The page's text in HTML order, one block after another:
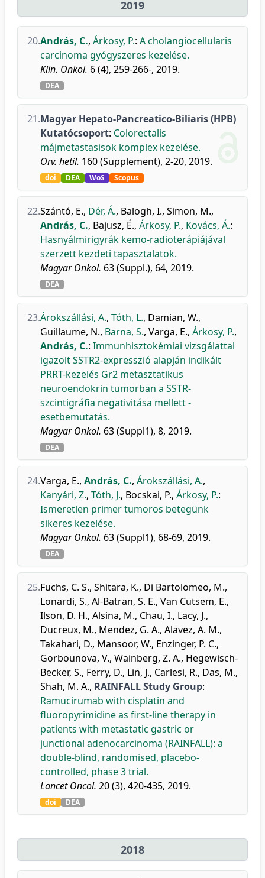
2019
20.András, C., Árkosy, P.: A cholangiocellularis
carcinoma gyógyszeres kezelése.
Klin. Onkol. 6 (4), 259-266-, 2019.
DEA
21.Magyar Hepato-Pancreatico-Biliaris (HPB)
Kutatócsoport: Colorectalis
májmetastasisok komplex kezelése.
Orv. hetil. 160 (Supplement), 2-20, 2019.
doi DEA WoS Scopus
22.Szántó, E., Dér, Á., Balogh, I., Simon, M.,
András, C., Bajusz, É., Árkosy, P., Kovács, Á.:
Hasnyálmirigyrák kemo-radioterápiájával
szerzett kezdeti tapasztalatok.
Magyar Onkol. 63 (Suppl.), 64, 2019.
DEA
23.Árokszállási, A., Tóth, L., Damian, W.,
Guillaume, N., Barna, S., Varga, E., Árkosy, P.,
András, C.: Immunhisztokémiai vizsgálattal
igazolt SSTR2-expresszió alapján indikált
PRRT-kezelés Gr2 metasztatikus
neuroendokrin tumorban a SSTR-
szcintigráfia negativitása mellett -
esetbemutatás.
Magyar Onkol. 63 (Suppl1), 8, 2019.
DEA
24.Varga, E., András, C., Árokszállási, A.,
Kanyári, Z., Tóth, J., Bocskai, P., Árkosy, P.:
Ismeretlen primer tumoros betegünk
sikeres kezelése.
Magyar Onkol. 63 (Suppl1), 68-69, 2019.
DEA
25.Fuchs, C. S., Shitara, K., Di Bartolomeo, M.,
Lonardi, S., Al-Batran, S. E., Van Cutsem, E.,
Ilson, D. H., Alsina, M., Chau, I., Lacy, J.,
Ducreux, M., Mendez, G. A., Alavez, A. M.,
Takahari, D., Mansoor, W., Enzinger, P. C.,
Gorbounova, V., Wainberg, Z. A., Hegewisch-
Becker, S., Ferry, D., Lin, J., Carlesi, R., Das, M.,
Shah, M. A., RAINFALL Study Group:
Ramucirumab with cisplatin and
fluoropyrimidine as first-line therapy in
patients with metastatic gastric or
junctional adenocarcinoma (RAINFALL): a
double-blind, randomised, placebo-
controlled, phase 3 trial.
Lancet Oncol. 20 (3), 420-435, 2019.
doi DEA
2018